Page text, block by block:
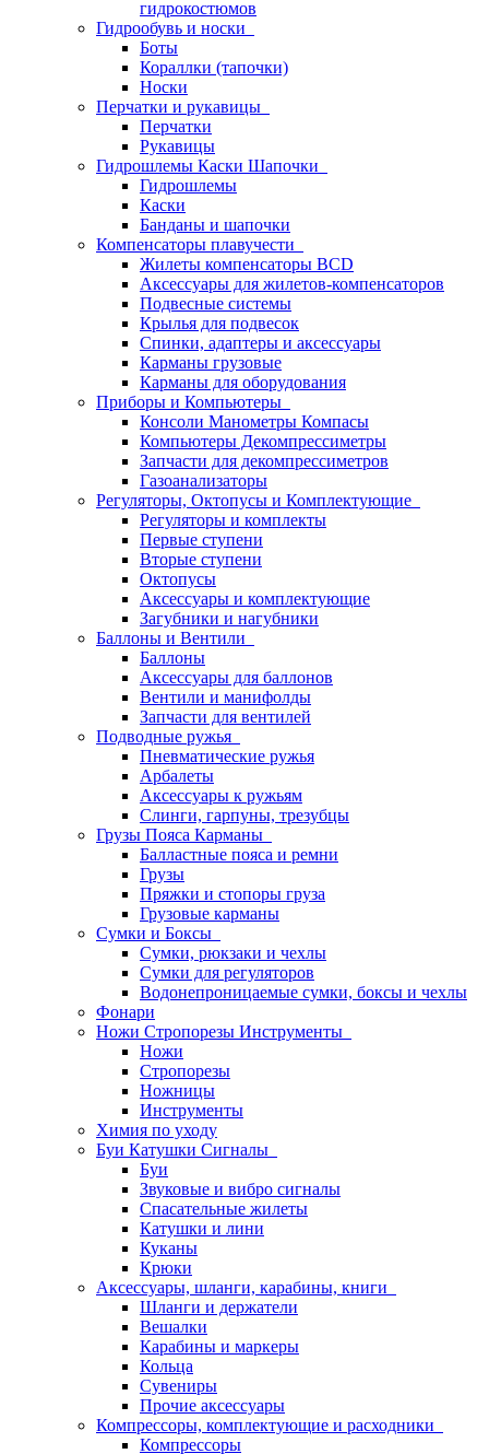
гидрокостюмов
Гидрообувь и носки
Боты
Кораллки (тапочки)
Носки
Перчатки и рукавицы
Перчатки
Рукавицы
Гидрошлемы Каски Шапочки
Гидрошлемы
Каски
Банданы и шапочки
Компенсаторы плавучести
Жилеты компенсаторы BCD
Аксессуары для жилетов-компенсаторов
Подвесные системы
Крылья для подвесок
Спинки, адаптеры и аксессуары
Карманы грузовые
Карманы для оборудования
Приборы и Компьютеры
Консоли Манометры Компасы
Компьютеры Декомпрессиметры
Запчасти для декомпрессиметров
Газоанализаторы
Регуляторы, Октопусы и Комплектующие
Регуляторы и комплекты
Первые ступени
Вторые ступени
Октопусы
Аксессуары и комплектующие
Загубники и нагубники
Баллоны и Вентили
Баллоны
Аксессуары для баллонов
Вентили и манифолды
Запчасти для вентилей
Подводные ружья
Пневматические ружья
Арбалеты
Аксессуары к ружьям
Слинги, гарпуны, трезубцы
Грузы Пояса Карманы
Балластные пояса и ремни
Грузы
Пряжки и стопоры груза
Грузовые карманы
Сумки и Боксы
Сумки, рюкзаки и чехлы
Сумки для регуляторов
Водонепроницаемые сумки, боксы и чехлы
Фонари
Ножи Стропорезы Инструменты
Ножи
Стропорезы
Ножницы
Инструменты
Химия по уходу
Буи Катушки Сигналы
Буи
Звуковые и вибро сигналы
Спасательные жилеты
Катушки и лини
Куканы
Крюки
Аксессуары, шланги, карабины, книги
Шланги и держатели
Вешалки
Карабины и маркеры
Кольца
Сувениры
Прочие аксессуары
Компрессоры, комплектующие и расходники
Компрессоры